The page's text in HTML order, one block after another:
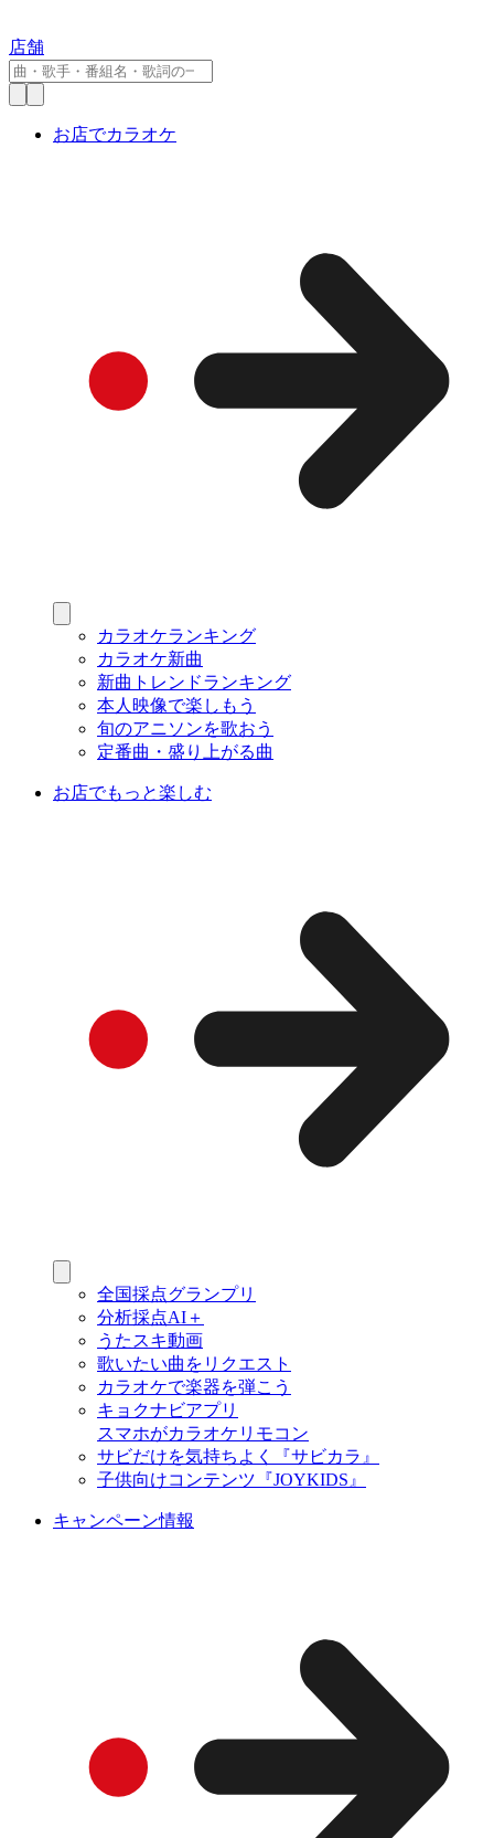
店舗
お店でカラオケ
カラオケランキング
カラオケ新曲
新曲トレンドランキング
本人映像で楽しもう
旬のアニソンを歌おう
定番曲・盛り上がる曲
お店でもっと楽しむ
全国採点グランプリ
分析採点AI＋
うたスキ動画
歌いたい曲をリクエスト
カラオケで楽器を弾こう
キョクナビアプリ
スマホがカラオケリモコン
サビだけを気持ちよく『サビカラ』
子供向けコンテンツ『JOYKIDS』
キャンペーン情報